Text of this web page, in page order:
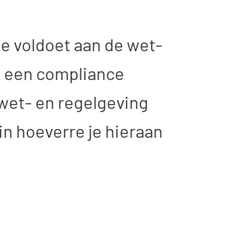
voldoet aan de wet-
een compliance
en regelgeving
hoeverre je hieraan